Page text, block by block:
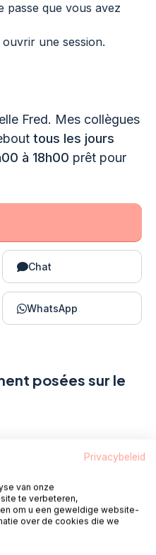
passe que vous avez
ouvrir une session.
Fred. Mes collègues
tous les jours
à 18h00 prêt pour
Chat
WhatsApp
posées sur le
Benu via l'application
Privacybeleid
van onze
te verbeteren,
om u een geweldige website-
over de cookies die we